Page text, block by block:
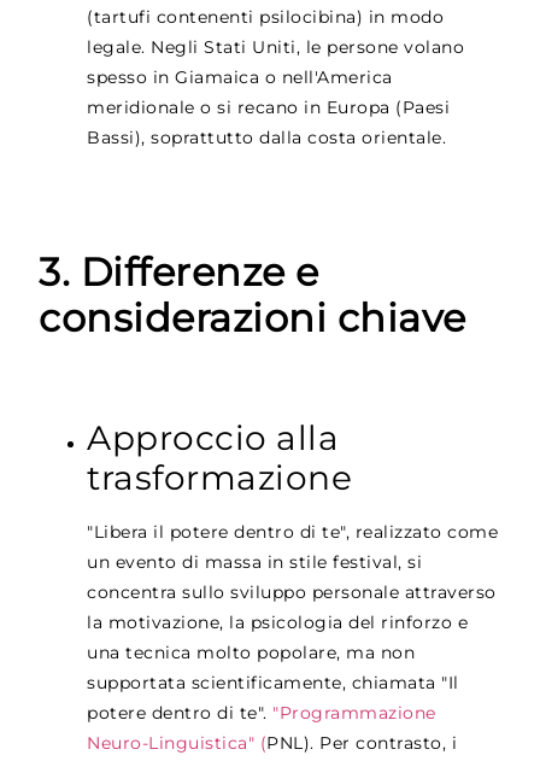
(tartufi contenenti psilocibina) in modo
legale. Negli Stati Uniti, le persone volano
spesso in Giamaica o nell'America
meridionale o si recano in Europa (Paesi
Bassi), soprattutto dalla costa orientale.
3. Differenze e
considerazioni chiave
Approccio alla
trasformazione
"Libera il potere dentro di te", realizzato come
un evento di massa in stile festival, si
concentra sullo sviluppo personale attraverso
la motivazione, la psicologia del rinforzo e
una tecnica molto popolare, ma non
supportata scientificamente, chiamata "Il
potere dentro di te". "Programmazione
Neuro-Linguistica" (PNL). Per contrasto, i